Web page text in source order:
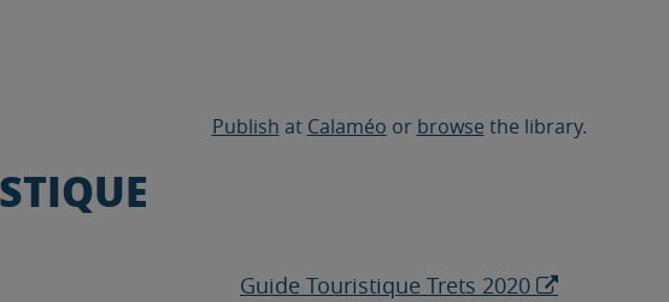
Publish at Calaméo or browse the library.
Guide Touristique Trets 2020